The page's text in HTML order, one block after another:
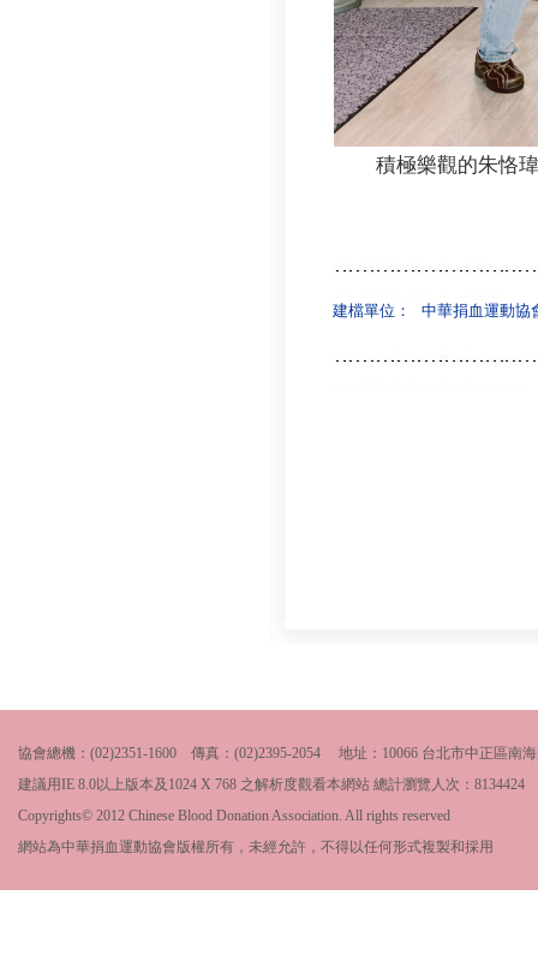
積極樂觀的朱恪
建檔單位： 中華捐血運動協
協會總機：(02)2351-1600 傳真：(02)2395-2054 地址：10066 台北市中正區南
建議用IE 8.0以上版本及1024 X 768 之解析度觀看本網站 總計瀏覽人次： 8134424
Copyrights© 2012 Chinese Blood Donation Association. All rights reserved
網站為中華捐血運動協會版權所有，未經允許，不得以任何形式複製和採用